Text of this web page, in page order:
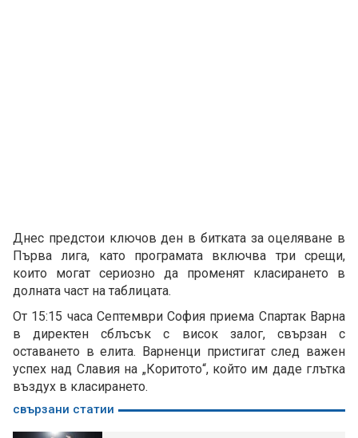
Днес предстои ключов ден в битката за оцеляване в
Първа лига, като програмата включва три срещи,
които могат сериозно да променят класирането в
долната част на таблицата.
От 15:15 часа Септември София приема Спартак Варна
в директен сблъсък с висок залог, свързан с
оставането в елита. Варненци пристигат след важен
успех над Славия на „Коритото“, който им даде глътка
въздух в класирането.
свързани статии